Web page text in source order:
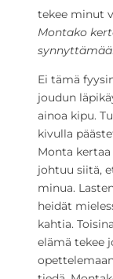
tekee minut
Montako
Ei tämä
joudun
ainoa kipu.
kivulla
Monta
johtuu siitä,
minua.
heidät
kahtia.
elämä tekee